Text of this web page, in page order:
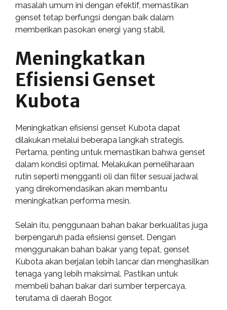
masalah umum ini dengan efektif, memastikan
genset tetap berfungsi dengan baik dalam
memberikan pasokan energi yang stabil.
Meningkatkan
Efisiensi Genset
Kubota
Meningkatkan efisiensi genset Kubota dapat
dilakukan melalui beberapa langkah strategis.
Pertama, penting untuk memastikan bahwa genset
dalam kondisi optimal. Melakukan pemeliharaan
rutin seperti mengganti oli dan filter sesuai jadwal
yang direkomendasikan akan membantu
meningkatkan performa mesin.
Selain itu, penggunaan bahan bakar berkualitas juga
berpengaruh pada efisiensi genset. Dengan
menggunakan bahan bakar yang tepat, genset
Kubota akan berjalan lebih lancar dan menghasilkan
tenaga yang lebih maksimal. Pastikan untuk
membeli bahan bakar dari sumber terpercaya,
terutama di daerah Bogor.